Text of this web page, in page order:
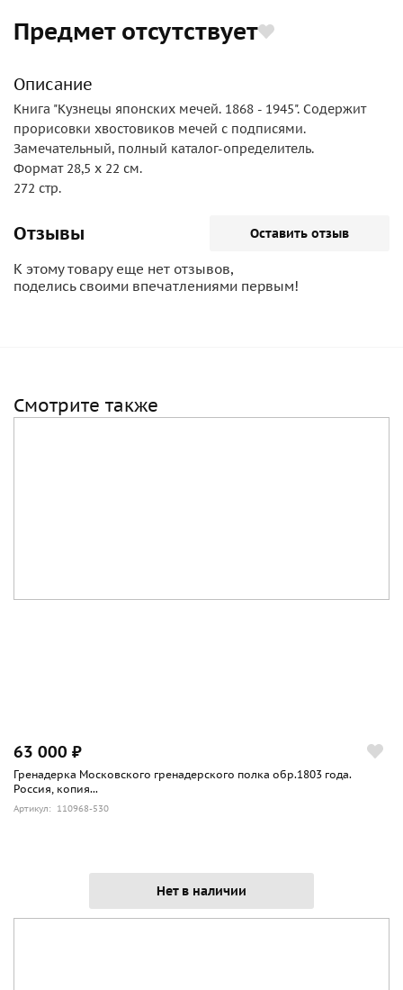
Предмет отсутствует
Описание
Книга "Кузнецы японских мечей. 1868 - 1945". Содержит
прорисовки хвостовиков мечей с подписями.
Замечательный, полный каталог-определитель.
Формат 28,5 х 22 см.
272 стр.
Отзывы Оставить отзыв
К этому товару еще нет отзывов,
поделись своими впечатлениями первым!
Смотрите также
63 000 ₽
Гренадерка Московского гренадерского полка обр.1803 года.
Россия, копия...
Артикул: 110968-530
Нет в наличии